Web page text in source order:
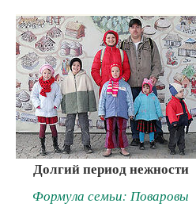
Долгий период нежности
Формула семьи: Поваровы